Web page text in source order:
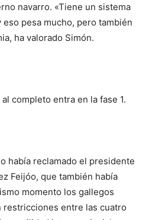
navarro. «Tiene un sistema
pesa mucho, pero también
ha valorado Simón.
completo entra en la fase 1.
había reclamado el presidente
Feijóo, que también había
momento los gallegos
restricciones entre las cuatro